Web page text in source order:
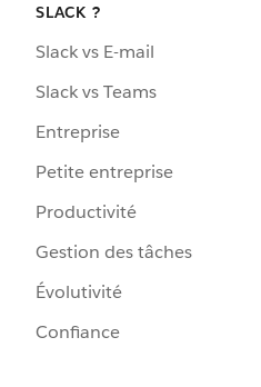
SLACK ?
Slack vs E-mail
Slack vs Teams
Entreprise
Petite entreprise
Productivité
Gestion des tâches
Évolutivité
Confiance